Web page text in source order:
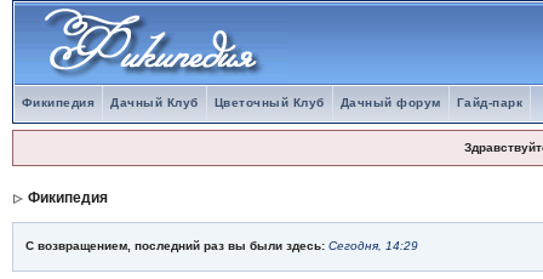
Фикипедия Дачный Клуб Цветочный Клуб Дачный форум Гайд-парк
Фикипедия
С возвращением, последний раз вы были здесь: Сегодня, 14:29